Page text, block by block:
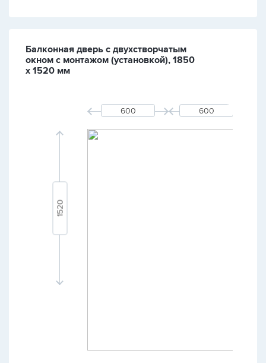
Балконная дверь с двухстворчатым
окном с монтажом (установкой), 1850
х 1520 мм